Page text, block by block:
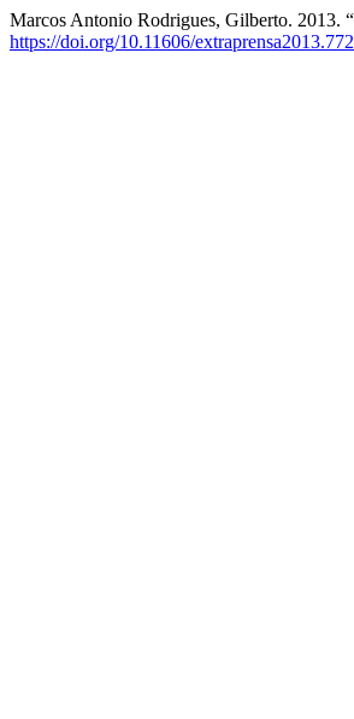
Marcos Antonio Rodrigues, Gilberto. 2013.
https://doi.org/10.11606/